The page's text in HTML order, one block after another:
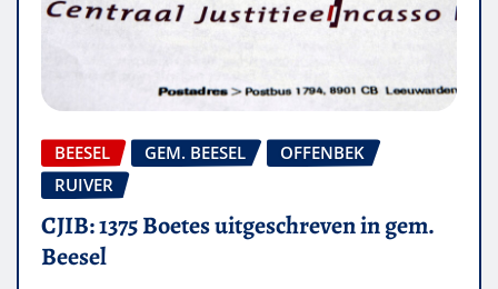
BEESEL GEM. BEESEL
OFFENBEK
RUIVER
CJIB: 1375 Boetes uitgeschreven in gem.
Beesel